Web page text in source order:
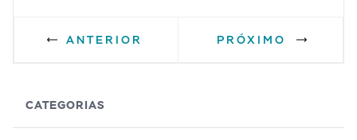
ANTERIOR PRÓXIMO
CATEGORIAS